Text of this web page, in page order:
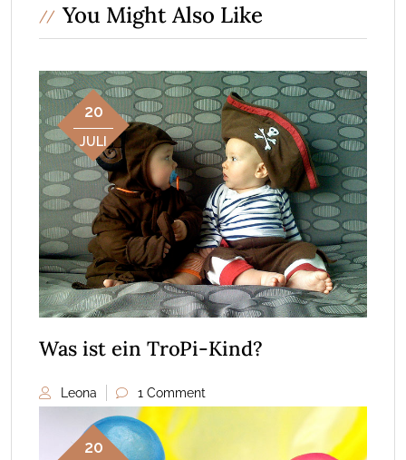
You Might Also Like
20
JULI
Was ist ein TroPi-Kind?
Leona 1 Comment
20